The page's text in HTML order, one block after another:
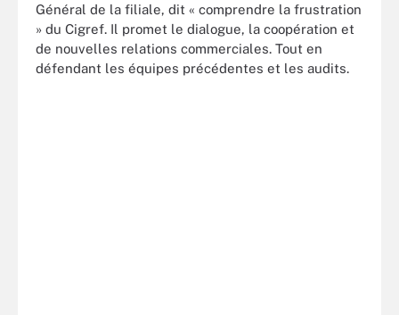
Général de la filiale, dit « comprendre la frustration
» du Cigref. Il promet le dialogue, la coopération et
de nouvelles relations commerciales. Tout en
défendant les équipes précédentes et les audits.